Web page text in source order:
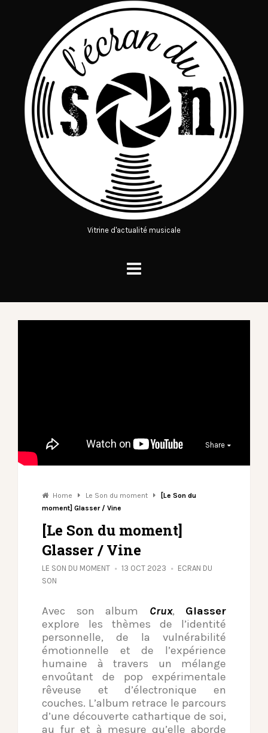
Vitrine d'actualité musicale
Share
Home Le Son du moment
[Le Son du
moment] Glasser / Vine
[Le Son du moment]
Glasser / Vine
LE SON DU MOMENT 13 OCT 2023
ECRAN DU
SON
Avec son album Crux, Glasser
explore les thèmes de l’identité
personnelle, de la vulnérabilité
émotionnelle et de l’expérience
humaine à travers un mélange
envoûtant de pop expérimentale
rêveuse et d’électronique en
couches. L’album retrace le parcours
d’une découverte cathartique de soi,
au fur et à mesure qu’elle aborde